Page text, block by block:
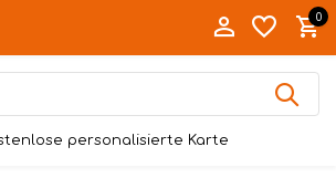
0
personalisierte Karte